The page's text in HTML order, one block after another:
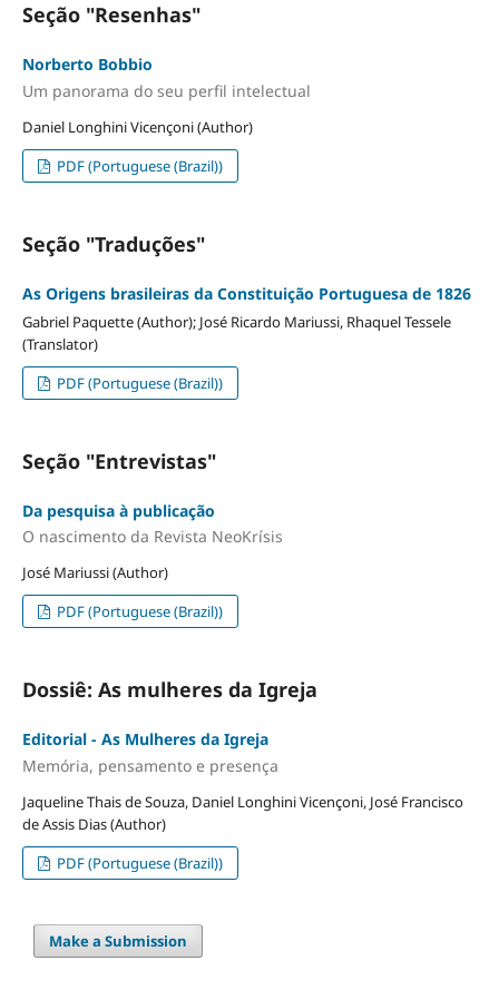
Seção "Resenhas"
Norberto Bobbio
Um panorama do seu perfil intelectual
Daniel Longhini Vicençoni (Author)
PDF (Portuguese (Brazil))
Seção "Traduções"
As Origens brasileiras da Constituição Portuguesa de 1826
Gabriel Paquette (Author); José Ricardo Mariussi, Rhaquel Tessele
(Translator)
PDF (Portuguese (Brazil))
Seção "Entrevistas"
Da pesquisa à publicação
O nascimento da Revista NeoKrísis
José Mariussi (Author)
PDF (Portuguese (Brazil))
Dossiê: As mulheres da Igreja
Editorial - As Mulheres da Igreja
Memória, pensamento e presença
Jaqueline Thais de Souza, Daniel Longhini Vicençoni, José Francisco
de Assis Dias (Author)
PDF (Portuguese (Brazil))
Make a Submission